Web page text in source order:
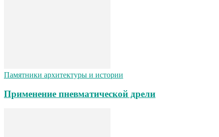
Памятники архитектуры и истории
Применение пневматической дрели